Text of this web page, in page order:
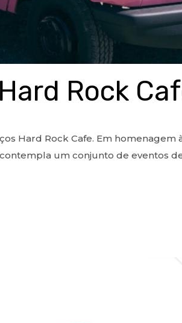
Rock
Hard Rock Cafe. Em homenagem
um conjunto de eventos